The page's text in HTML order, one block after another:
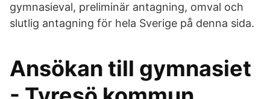
gymnasieval, preliminär antagning, omval och
slutlig antagning för hela Sverige på denna sida.
Ansökan till gymnasiet